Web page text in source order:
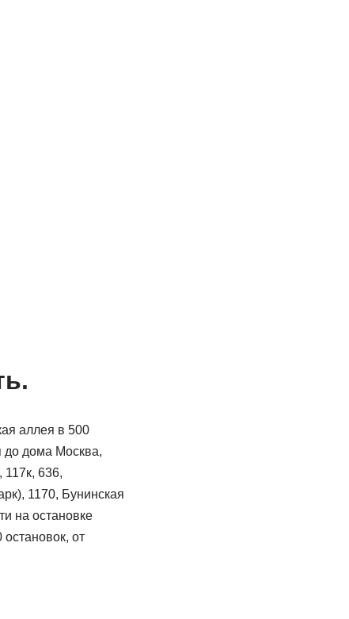
аллея в 500
до дома Москва,
636,
1170, Бунинская
на остановке
от